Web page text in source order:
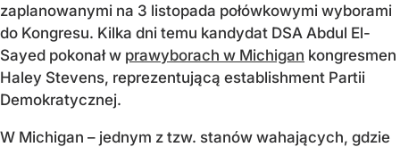
zaplanowanymi na 3 listopada połówkowymi wyborami
do Kongresu. Kilka dni temu kandydat DSA Abdul El-
Sayed pokonał w prawyborach w Michigan kongresmen
Haley Stevens, reprezentującą establishment Partii
Demokratycznej.
W Michigan – jednym z tzw. stanów wahających, gdzie